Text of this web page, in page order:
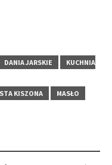
DANIA JARSKIE
KUCHNIA
KISZONA MASŁO